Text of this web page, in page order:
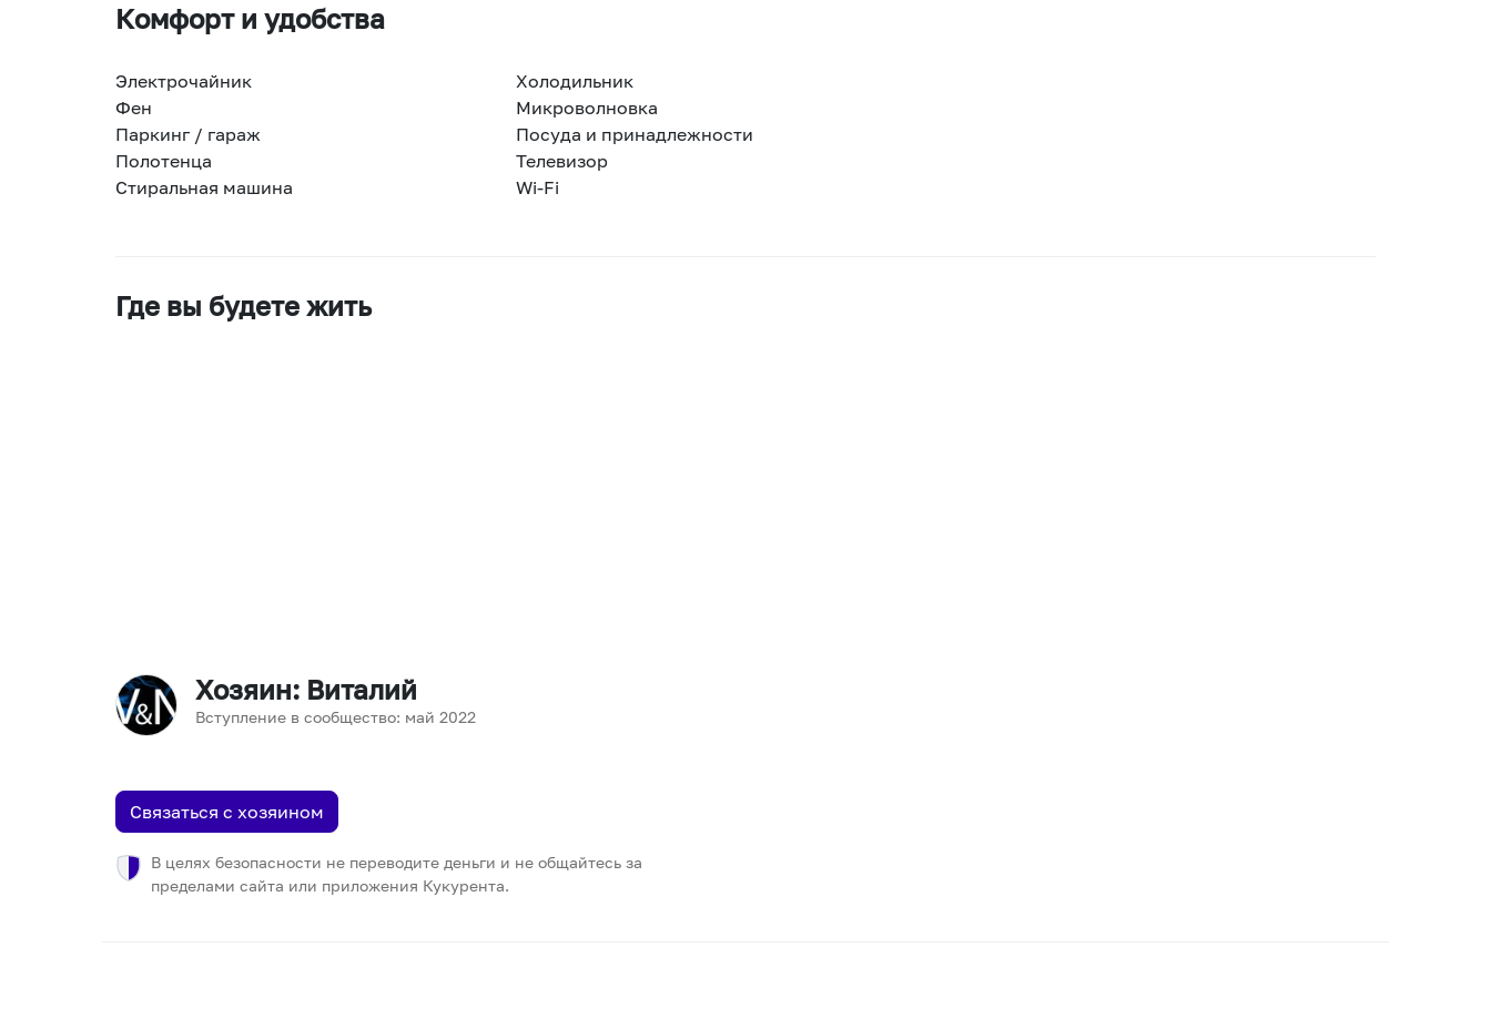
Комфорт и удобства
Электрочайник
Холодильник
Фен
Микроволновка
Паркинг / гараж
Посуда и принадлежности
Полотенца
Телевизор
Стиральная машина
Wi-Fi
Где вы будете жить
Хозяин: Виталий
Вступление в сообщество: май 2022
Связаться с хозяином
В целях безопасности не переводите деньги и не общайтесь за
пределами сайта или приложения Кукурента.